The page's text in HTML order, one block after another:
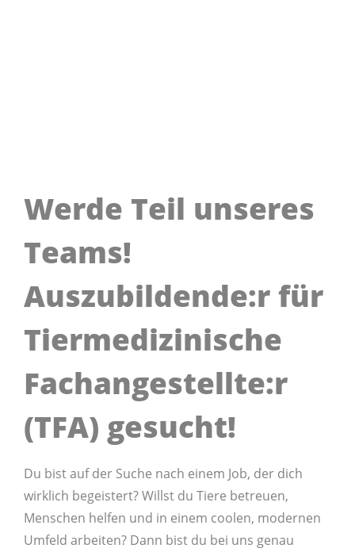
Werde Teil unseres
Teams!
Auszubildende:r für
Tiermedizinische
Fachangestellte:r
(TFA) gesucht!
Du bist auf der Suche nach einem Job, der dich
wirklich begeistert? Willst du Tiere betreuen,
Menschen helfen und in einem coolen, modernen
Umfeld arbeiten? Dann bist du bei uns genau